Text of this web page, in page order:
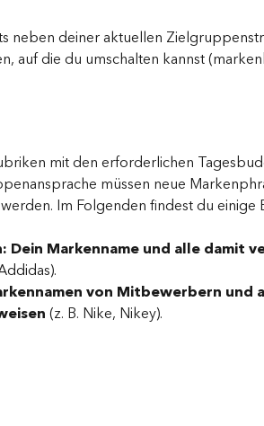
neben deiner aktuellen
auf die du umschalten kannst
mit den erforderlichen
müssen neue
Im Folgenden findest du einige
Dein Markenname und alle damit
von Mitbewerbern und
(z. B. Nike, Nikey).